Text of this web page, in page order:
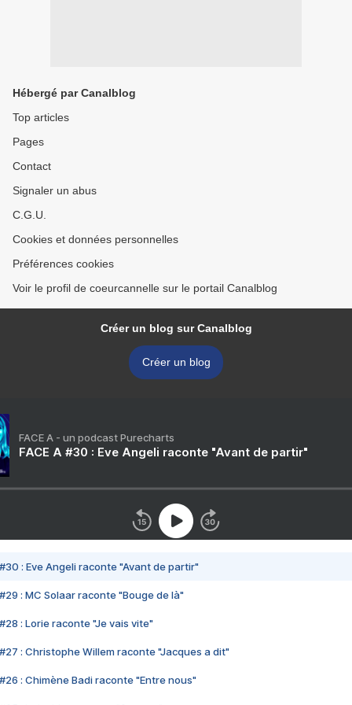
Hébergé par Canalblog
Top articles
Pages
Contact
Signaler un abus
C.G.U.
Cookies et données personnelles
Préférences cookies
Voir le profil de coeurcannelle sur le portail Canalblog
Créer un blog sur Canalblog
Créer un blog
FACE A - un podcast Purecharts
FACE A #30 : Eve Angeli raconte "Avant de partir"
#30 : Eve Angeli raconte "Avant de partir"
#29 : MC Solaar raconte "Bouge de là"
#28 : Lorie raconte "Je vais vite"
#27 : Christophe Willem raconte "Jacques a dit"
#26 : Chimène Badi raconte "Entre nous"